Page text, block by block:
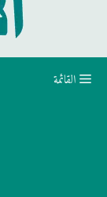
القائمة